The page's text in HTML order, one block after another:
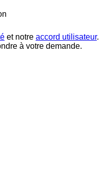
et notre accord utilisateur.
à votre demande.